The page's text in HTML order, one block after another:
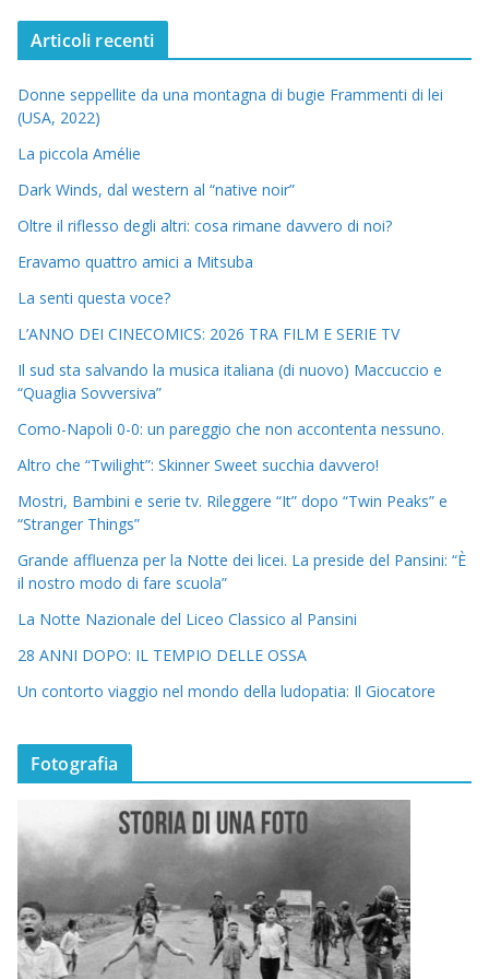
Articoli recenti
Donne seppellite da una montagna di bugie Frammenti di lei
(USA, 2022)
La piccola Amélie
Dark Winds, dal western al “native noir”
Oltre il riflesso degli altri: cosa rimane davvero di noi?
Eravamo quattro amici a Mitsuba
La senti questa voce?
L’ANNO DEI CINECOMICS: 2026 TRA FILM E SERIE TV
Il sud sta salvando la musica italiana (di nuovo) Maccuccio e
“Quaglia Sovversiva”
Como-Napoli 0-0: un pareggio che non accontenta nessuno.
Altro che “Twilight”: Skinner Sweet succhia davvero!
Mostri, Bambini e serie tv. Rileggere “It” dopo “Twin Peaks” e
“Stranger Things”
Grande affluenza per la Notte dei licei. La preside del Pansini: “È
il nostro modo di fare scuola”
La Notte Nazionale del Liceo Classico al Pansini
28 ANNI DOPO: IL TEMPIO DELLE OSSA
Un contorto viaggio nel mondo della ludopatia: Il Giocatore
Fotografia